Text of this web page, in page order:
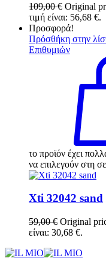
109,00€ Original
τιμή είναι: 56,68 €.
Προσφορά!
Πρόσθήκη στην
Επιθυμιών
το προϊόν έχει
να επιλεγούν στη
Xti 32042 sand
59,00€ Original
είναι: 30,68 €.